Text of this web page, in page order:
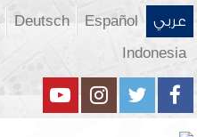
عربي Español
Deutsch
Indonesia